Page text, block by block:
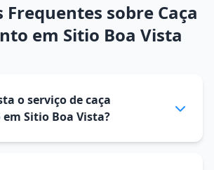
sobre Caça
em Sitio Boa Vista
o serviço de caça
Sitio Boa Vista?